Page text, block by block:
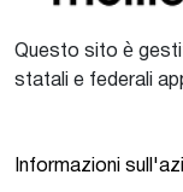
Questo sito è
statali e federali
Informazioni